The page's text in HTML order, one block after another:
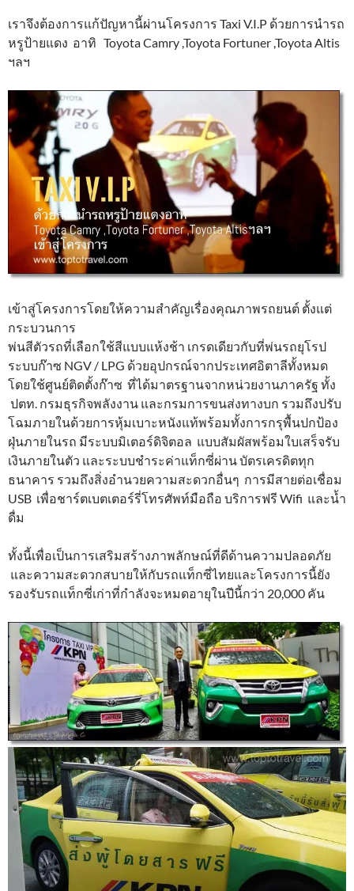
เราจึงต้องการแก้ปัญหานี้ผ่านโครงการ Taxi V.I.P ด้วยการนำรถ
หรูป้ายแดง อาทิ Toyota Camry ,Toyota Fortuner ,Toyota Altis
ฯลฯ
เข้าสู่โครงการโดยให้ความสำคัญเรื่องคุณภาพรถยนต์ ตั้งแต่
กระบวนการ
พ่นสีตัวรถที่เลือกใช้สีแบบแห้งช้า เกรดเดียวกับที่พ่นรถยุโรป
ระบบก๊าซ NGV / LPG ด้วยอุปกรณ์จากประเทศอิตาลีทั้งหมด
โดยใช้ศูนย์ติดตั้งก๊าซ ที่ได้มาตรฐานจากหน่วยงานภาครัฐ ทั้ง
ปตท. กรมธุรกิจพลังงาน และกรมการขนส่งทางบก รวมถึงปรับ
โฉมภายในด้วยการหุ้มเบาะหนังแท้พร้อมทั้งการกรุพื้นปกป้อง
ฝุ่นภายในรถ มีระบบมิเตอร์ดิจิตอล แบบสัมผัสพร้อมใบเสร็จรับ
เงินภายในตัว และระบบชำระค่าแท็กซี่ผ่าน บัตรเครดิตทุก
ธนาคาร รวมถึงสิ่งอำนวยความสะดวกอื่นๆ การมีสายต่อเชื่อม
USB เพื่อชาร์ตเบตเตอร์รี่โทรศัพท์มือถือ บริการฟรี Wifi และน้ำ
ดื่ม
ทั้งนี้เพื่อเป็นการเสริมสร้างภาพลักษณ์ที่ดีด้านความปลอดภัย
และความสะดวกสบายให้กับรถแท็กซี่ไทยและโครงการนี้ยัง
รองรับรถแท็กซี่เก่าที่กำลังจะหมดอายุในปีนี้กว่า 20,000 คัน